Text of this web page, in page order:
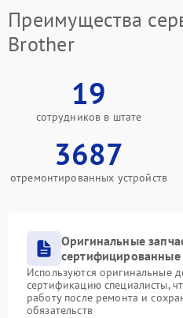
Преимущества
Brother
19
сотрудников в штате
3687
отремонтированных устройств
Оригинальные
сертифицированные
Используются оригинальные
сертификацию специалисты,
работу после ремонта и
обязательств